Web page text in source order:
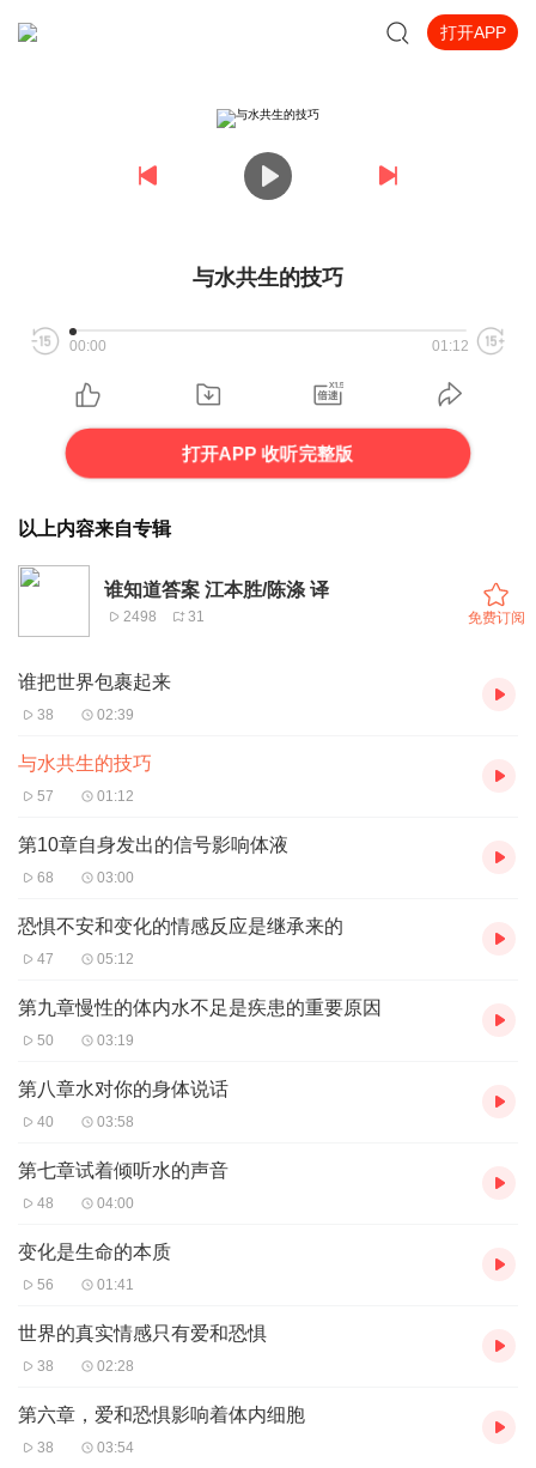
打开APP
与水共生的技巧
00:00 01:12
打开APP 收听完整版
以上内容来自专辑
谁知道答案 江本胜/陈涤 译
2498 31 免费订阅
谁把世界包裹起来
38 02:39
与水共生的技巧
57 01:12
第10章自身发出的信号影响体液
68 03:00
恐惧不安和变化的情感反应是继承来的
47 05:12
第九章慢性的体内水不足是疾患的重要原因
50 03:19
第八章水对你的身体说话
40 03:58
第七章试着倾听水的声音
48 04:00
变化是生命的本质
56 01:41
世界的真实情感只有爱和恐惧
38 02:28
第六章，爱和恐惧影响着体内细胞
38 03:54